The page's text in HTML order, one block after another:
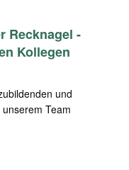
Recknagel -
Kollegen
und
Team